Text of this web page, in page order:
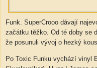
Funk. SuperCrooo dávají
začátku těžko. Od té doby se
že posunuli vývoj o hezký
Po Toxic Funku vychází vinyl